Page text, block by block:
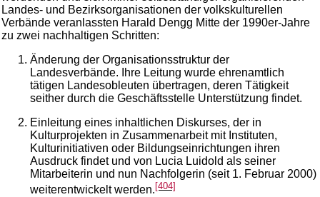
Landes- und Bezirksorganisationen der volkskulturellen
Verbände veranlassten Harald Dengg Mitte der 1990er-Jahre
zu zwei nachhaltigen Schritten:
Änderung der Organisationsstruktur der
Landesverbände. Ihre Leitung wurde ehrenamtlich
tätigen Landesobleuten übertragen, deren Tätigkeit
seither durch die Geschäftsstelle Unterstützung findet.
Einleitung eines inhaltlichen Diskurses, der in
Kulturprojekten in Zusammenarbeit mit Instituten,
Kulturinitiativen oder Bildungseinrichtungen ihren
Ausdruck findet und von Lucia Luidold als seiner
Mitarbeiterin und nun Nachfolgerin (seit 1. Februar 2000)
weiterentwickelt werden. [404]